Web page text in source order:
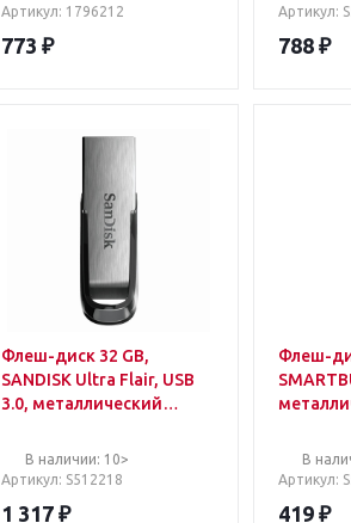
Артикул: 1796212
773 ₽
Артикул:
788 ₽
Флеш-диск 32 GB,
SANDISK Ultra Flair, USB
3.0, металлический
черный, SDCZ73-032G
В наличии: 10>
Артикул: S512218
1 317 ₽
Флеш-
В
Артикул:
419 ₽